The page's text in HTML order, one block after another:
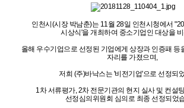
인천시(시장 박남춘)는 11월 28일 인천시청에서
시상식'을 개최하여 중소기업인 대상을
올해 우수기업으로 선정된 기업에게 상장과 인증패 등
자리를 가졌으며,
저희 (주)바낙스는 '비전기업'으로 선정되
1차 서류평가, 2차 전문기관의 현지 실사 및 컨설
선정심의위원회 심의로 최종 선정되었